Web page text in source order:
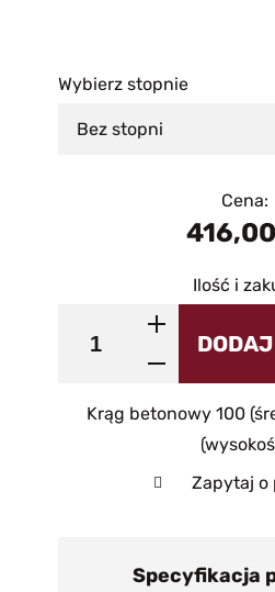
Cena:
416,00
Wybierz stopnie
Bez stopni
Ilość i
Krąg betonowy 100
Zapytaj o
Specyfikacja